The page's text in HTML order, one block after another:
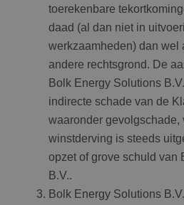
toerekenbare
daad (al dan niet in
werkzaamheden) dan wel
andere rechtsgrond. De
Bolk Energy Solutions
indirecte schade van de
waaronder gevolgschade,
winstderving is steeds
opzet of grove schuld van
B.V..
Bolk Energy Solutions